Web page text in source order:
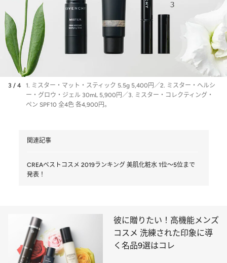
3 / 4
1. ミスター・マット・スティック 5.5g 5,400円／2. ミスター・ヘルシ
ー・グロウ・ジェル 30mL 5,900円／3. ミスター・コレクティング・
ペン SPF10 全4色 各4,900円。
関連記事
CREAベストコスメ 2019ランキング 美肌化粧水 1位～5位まで
発表！
彼に贈りたい！高機能メンズ
コスメ 洗練された印象に導
く名品9選はコレ